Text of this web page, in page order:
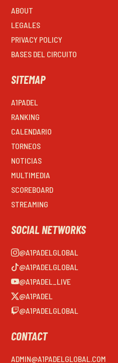
ABOUT
LEGALES
PRIVACY POLICY
BASES DEL CIRCUITO
SITEMAP
A1PADEL
RANKING
CALENDARIO
TORNEOS
NOTICIAS
MULTIMEDIA
SCOREBOARD
STREAMING
SOCIAL NETWORKS
@A1PADELGLOBAL
@A1PADELGLOBAL
@A1PADEL_LIVE
@A1PADEL
@A1PADELGLOBAL
CONTACT
ADMIN@A1PADELGLOBAL.COM